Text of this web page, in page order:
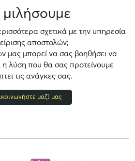
σχετικά με την υπηρεσία
αποστολών;
μας μπορεί να σας βοηθήσει να
η λύση που θα σας προτείνουμε
τις ανάγκες σας.
μαζί μας